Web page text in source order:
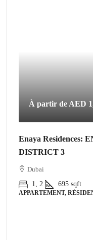
À partir de AED
Enaya Residences:
DISTRICT 3
Dubai
1, 2
695 sqft
APPARTEMENT,